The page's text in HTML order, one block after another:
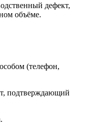
дефект,
объёме.
(телефон,
подтверждающий